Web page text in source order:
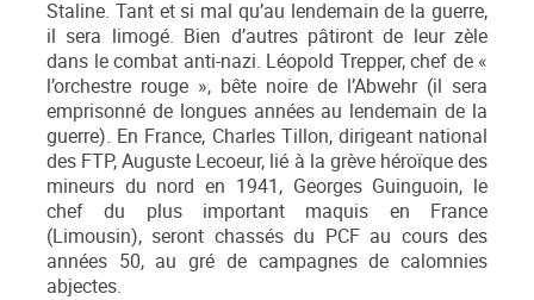
Staline. Tant et si mal qu’au lendemain de la guerre,
il sera limogé. Bien d’autres pâtiront de leur zèle
dans le combat anti-nazi. Léopold Trepper, chef de «
l’orchestre rouge », bête noire de l’Abwehr (il sera
emprisonné de longues années au lendemain de la
guerre). En France, Charles Tillon, dirigeant national
des FTP, Auguste Lecoeur, lié à la grève héroïque des
mineurs du nord en 1941, Georges Guinguoin, le
chef du plus important maquis en France
(Limousin), seront chassés du PCF au cours des
années 50, au gré de campagnes de calomnies
abjectes.